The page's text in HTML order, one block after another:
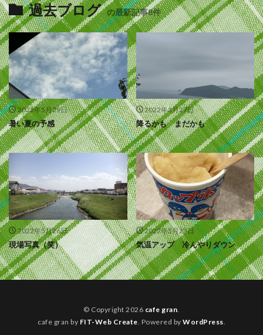
過去ブログ の最新記事8件
2022年5月29日
暑い夏の予感
2022年5月27日
降るかも まだかも
2022年5月26日
現場写真（笑）
2022年5月23日
気温アップ 冷んやりダウン
© Copyright 2026 cafe gran
cafe gran by FIT-Web Create . Powered by WordPress